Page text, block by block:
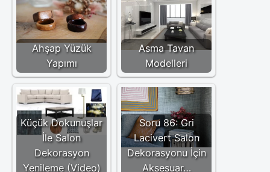
Ahşap Yüzük
Yapımı
Asma Tavan
Modelleri
Küçük Dokunuşlar
İle Salon
Dekorasyon
Yenileme (Video)
Soru 86: Gri
Lacivert Salon
Dekorasyonu İçin
Aksesuar…